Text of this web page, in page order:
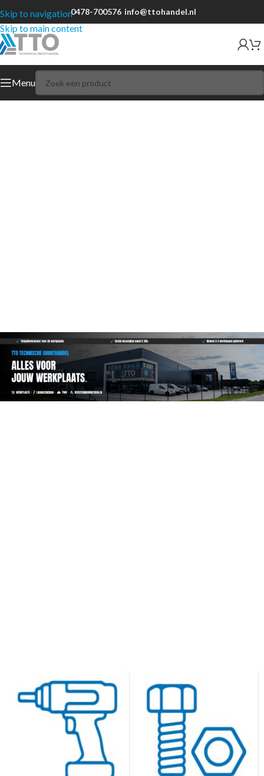
Skip to navigation
Skip to main content
0478-700576 info@ttohandel.nl
Menu